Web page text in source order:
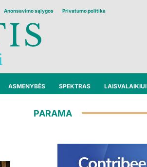
Anonsavimo sąlygos Privatumo politika
ASMENYBĖS SPEKTRAS LAISVALAIKIUI
PARAMA